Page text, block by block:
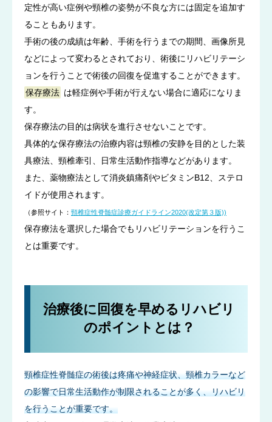
定性が高い症例や頸椎の姿勢が不良な方には固定を追加す
ることもあります。
手術の後の成績は年齢、手術を行うまでの期間、画像所見
などによって変わるとされており、術後にリハビリテーシ
ョンを行うことで術後の回復を促進することができます。
保存療法 は軽症例や手術が行えない場合に適応になりま
す。
保存療法の目的は病状を進行させないことです。
具体的な保存療法の治療内容は頸椎の安静を目的とした装
具療法、頸椎牽引、日常生活動作指導などがあります。
また、薬物療法として消炎鎮痛剤やビタミンB12、ステロ
イドが使用されます。
（参照サイト： 頸椎症性脊髄症診療ガイドライン2020(改定第３版))
保存療法を選択した場合でもリハビリテーションを行うこ
とは重要です。
治療後に回復を早めるリハビリ
のポイントとは？
頸椎症性脊髄症の術後は疼痛や神経症状、頸椎カラーなど
の影響で日常生活動作が制限されることが多く、リハビリ
を行うことが重要です。